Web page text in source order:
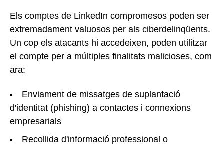
Els comptes de LinkedIn compromesos poden ser
extremadament valuosos per als ciberdelinqüents.
Un cop els atacants hi accedeixen, poden utilitzar
el compte per a múltiples finalitats malicioses, com
ara:
Enviament de missatges de suplantació
d'identitat (phishing) a contactes i connexions
empresarials
Recollida d'informació professional o